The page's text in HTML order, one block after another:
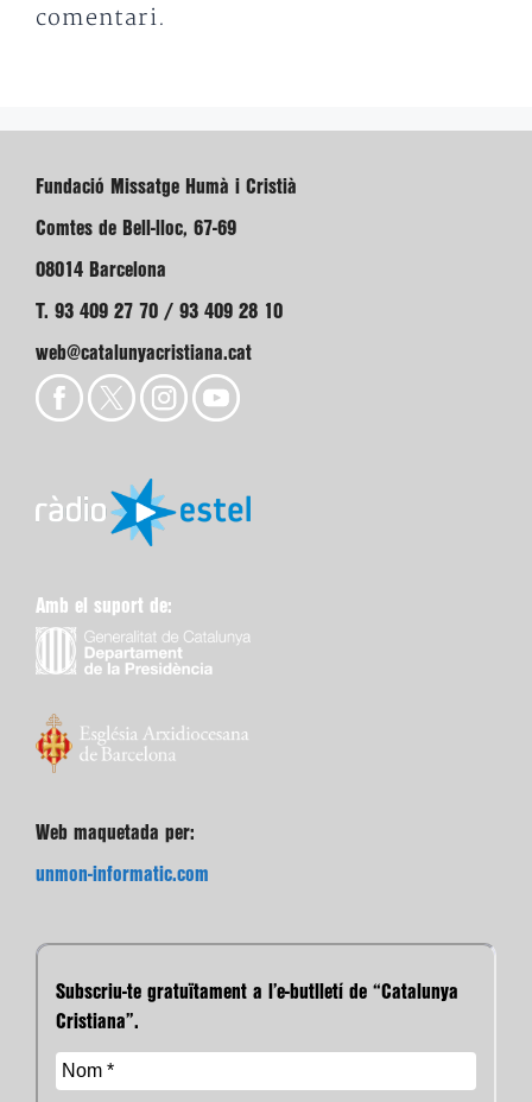
comentari.
Fundació Missatge Humà i Cristià
Comtes de Bell-lloc, 67-69
08014 Barcelona
T. 93 409 27 70 / 93 409 28 10
web@catalunyacristiana.cat
Amb el suport de:
Web maquetada per:
unmon-informatic.com
Subscriu-te gratuïtament a l’e-butlletí de “Catalunya
Cristiana”.